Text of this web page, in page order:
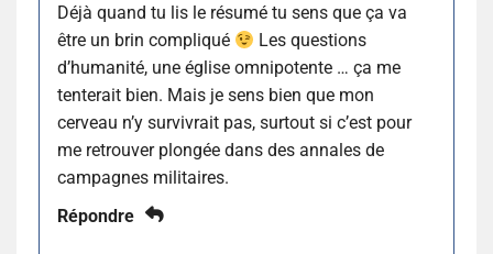
Déjà quand tu lis le résumé tu sens que ça va
être un brin compliqué
Les questions
d’humanité, une église omnipotente … ça me
tenterait bien. Mais je sens bien que mon
cerveau n’y survivrait pas, surtout si c’est pour
me retrouver plongée dans des annales de
campagnes militaires.
Répondre